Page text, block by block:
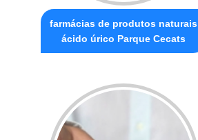
farmácias de produtos naturais
ácido úrico Parque Cecats